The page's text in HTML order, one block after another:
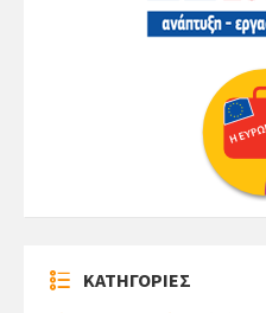
ΚΑΤΗΓΟΡΙΕΣ